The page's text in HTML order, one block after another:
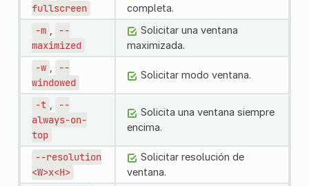
fullscreen
completa.
-m
--
maximized
Solicitar una ventana
maximizada.
-w
--
windowed
Solicitar modo ventana.
-t
--
always-on-
top
Solicita una ventana siempre
encima.
--resolution
<W>x<H>
Solicitar resolución de
ventana.